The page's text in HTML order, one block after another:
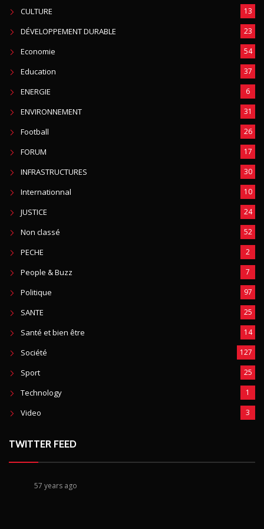
CULTURE 13
DÉVELOPPEMENT DURABLE 23
Economie 54
Education 37
ENERGIE 6
ENVIRONNEMENT 31
Football 26
FORUM 17
INFRASTRUCTURES 30
Internationnal 10
JUSTICE 24
Non classé 52
PECHE 2
People & Buzz 7
Politique 97
SANTE 25
Santé et bien être 14
Société 127
Sport 25
Technology 1
Video 3
TWITTER FEED
57 years ago